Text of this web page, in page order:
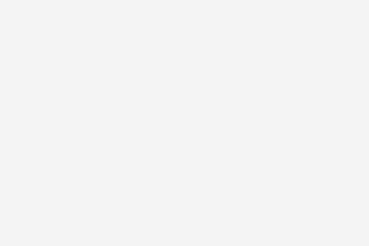
(61 kWh-Batterie)
100 km; CO₂-Emissionen kombiniert: 0 g/km;